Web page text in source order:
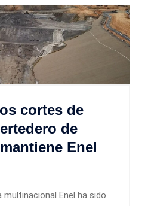
cortes de
de
Enel
Enel ha sido